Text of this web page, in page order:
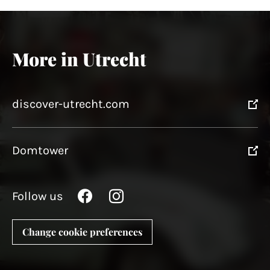
More in Utrecht
discover-utrecht.com
Domtower
Follow us
Change cookie preferences